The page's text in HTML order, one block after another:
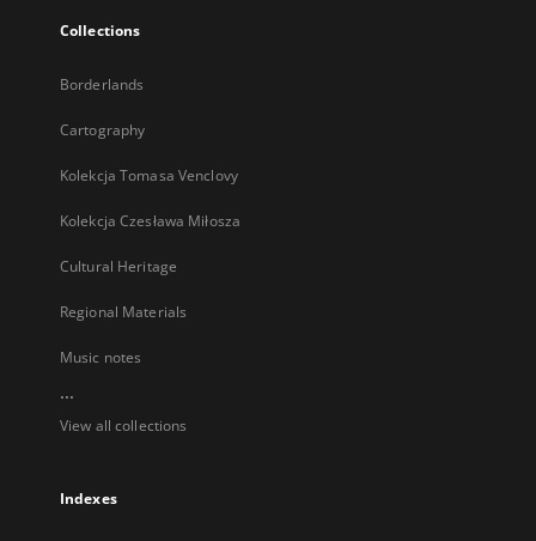
Collections
Borderlands
Cartography
Kolekcja Tomasa Venclovy
Kolekcja Czesława Miłosza
Cultural Heritage
Regional Materials
Music notes
...
View all collections
Indexes